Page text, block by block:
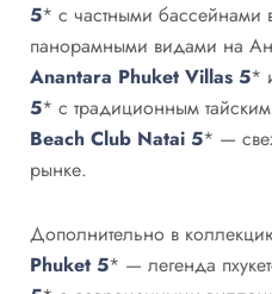
5* с частными бассейнами
панорамными видами на
Anantara Phuket Villas 5*
5* с традиционным
Beach Club Natai 5* —
рынке.
Дополнительно в
Phuket 5* — легенда